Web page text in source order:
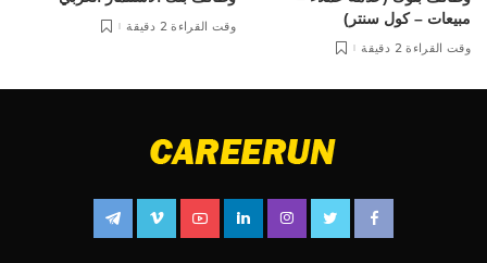
مبيعات – كول سنتر)
وقت القراءة 2 دقيقة
وقت القراءة 2 دقيقة